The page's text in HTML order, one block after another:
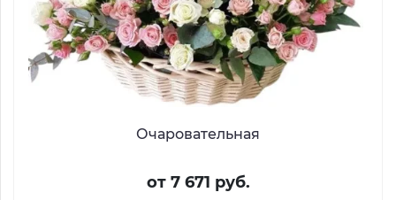
Очаровательная
от 7 671 руб.